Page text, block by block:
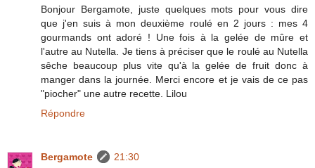
Bonjour Bergamote, juste quelques mots pour vous dire
que j'en suis à mon deuxième roulé en 2 jours : mes 4
gourmands ont adoré ! Une fois à la gelée de mûre et
l'autre au Nutella. Je tiens à préciser que le roulé au Nutella
sêche beaucoup plus vite qu'à la gelée de fruit donc à
manger dans la journée. Merci encore et je vais de ce pas
"piocher" une autre recette. Lilou
Répondre
Bergamote
21:30